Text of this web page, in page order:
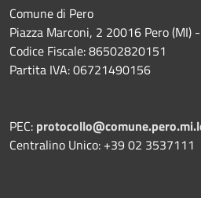
Comune di Pero
Piazza Marconi, 2 20016 Pero (MI)
Codice Fiscale: 86502820151
Partita IVA: 06721490156
PEC:
Centralino Unico: +39 02 3537111